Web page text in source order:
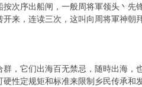
次序出船闸，一般周将軍领头丶
来，连读三次，这叫向周将軍神
，它们出海百无禁忌，随時出海
性定规矩和标准来限制乡民传承和